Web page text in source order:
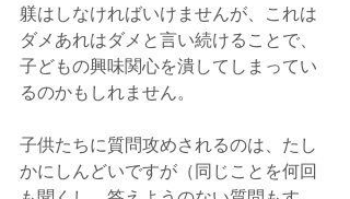
躾はしなければいけませんが、これは
ダメあれはダメと言い続けることで、
子どもの興味関心を潰してしまってい
るのかもしれません。
子供たちに質問攻めされるのは、たし
かにしんどいですが（同じことを何回